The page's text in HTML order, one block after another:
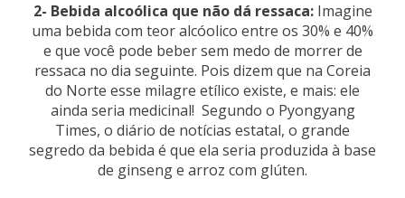
2- Bebida alcoólica que não dá ressaca:Imagine
uma bebida com teor alcóolico entre os 30% e 40%
e que você pode beber sem medo de morrer de
ressaca no dia seguinte. Pois dizem que na Coreia
do Norte esse milagre etílico existe, e mais: ele
ainda seria medicinal! Segundo o Pyongyang
Times, o diário de notícias estatal, o grande
segredo da bebida é que ela seria produzida à base
de ginseng e arroz com glúten.